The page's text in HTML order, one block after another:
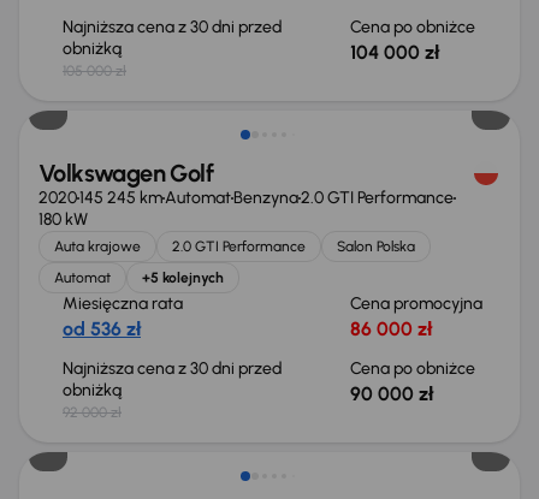
Najniższa cena z 30 dni przed
obniżką
105 000 zł
Cena po obniżce
104 000 zł
Taniej o 2 000 zł
Volkswagen Golf
2020145 245 kmAutomatBenzyna2.0 GTI Performance
180 kW
Auta krajowe 2.0 GTI Performance
Salon Polska
Automat
+5 kolejnych
Miesięczna rata
od 536 zł
Cena promocyjna
86 000 zł
Najniższa cena z 30 dni przed
obniżką
92 000 zł
Cena po obniżce
90 000 zł
Taniej o 1 000 zł